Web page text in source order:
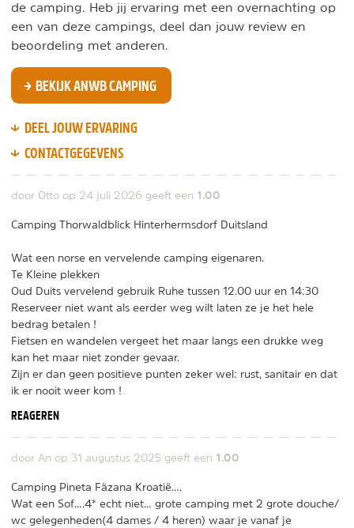
de camping. Heb jij ervaring met een overnachting op
een van deze campings, deel dan jouw review en
beoordeling met anderen.
BEKIJK ANWB CAMPING
DEEL JOUW ERVARING
CONTACTGEGEVENS
door Otto op 24 juli 2026 geeft een 1.00
Camping Thorwaldblick Hinterhermsdorf Duitsland
Wat een norse en vervelende camping eigenaren.
Te Kleine plekken
Oud Duits vervelend gebruik Ruhe tussen 12.00 uur en 14:30
Reserveer niet want als eerder weg wilt laten ze je het hele
bedrag betalen !
Fietsen en wandelen vergeet het maar langs een drukke weg
kan het maar niet zonder gevaar.
Zijn er dan geen positieve punten zeker wel: rust, sanitair en dat
ik er nooit weer kom !
REAGEREN
door An op 31 augustus 2025 geeft een 1.00
Camping Pineta Fäzana Kroatië….
Wat een Sof….4* echt niet… grote camping met 2 grote douche/
wc gelegenheden(4 dames / 4 heren) waar je vanaf je